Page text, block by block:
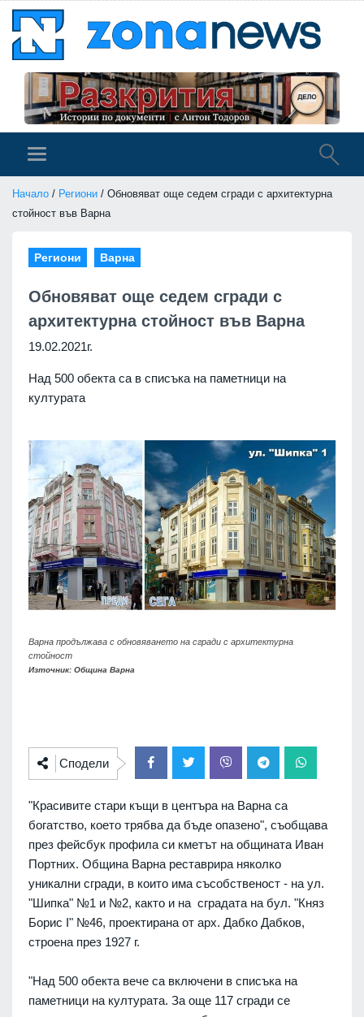
Начало / Региони / Обновяват още седем сгради с архитектурна
стойност във Варна
Региони Варна
Обновяват още седем сгради с
архитектурна стойност във Варна
19.02.2021г.
Над 500 обекта са в списъка на паметници на
културата
Варна продължава с обновяването на сгради с архитектурна
стойност
Източник: Община Варна
Сподели
"Красивите стари къщи в центъра на Варна са
богатство, което трябва да бъде опазено", съобщава
през фейсбук профила си кметът на общината Иван
Портних. Община Варна реставрира няколко
уникални сгради, в които има съсобственост - на ул.
"Шипка" №1 и №2, както и на сградата на бул. "Княз
Борис I" №46, проектирана от арх. Дабко Дабков,
строена през 1927 г.
"Над 500 обекта вече са включени в списъка на
паметници на културата. За още 117 сгради се